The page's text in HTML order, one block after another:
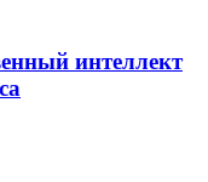
интеллект